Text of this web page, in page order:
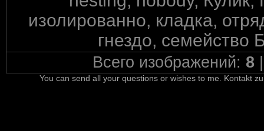
изолированно, кладка,
гнездо, семейство
Всего изображений: 8
You can send all your questions or wishes to me. Kontakt